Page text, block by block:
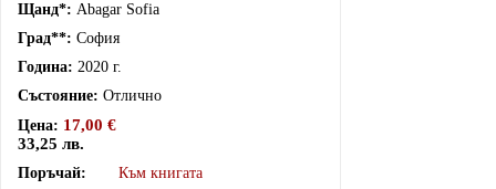
Abagar Sofia
София
2020 г.
Отлично
17,00 €
33,25 лв.
Към книгата